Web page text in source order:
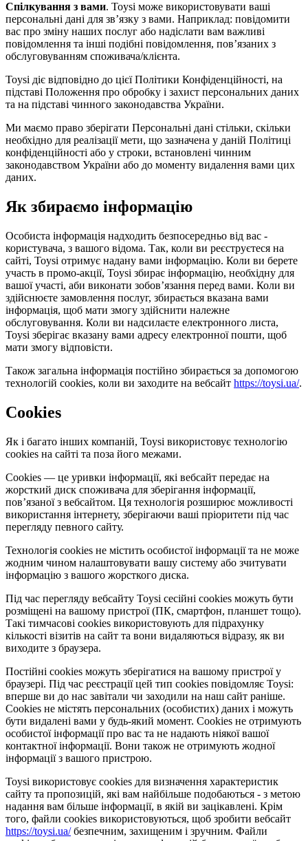
Спілкування з вами. Toysi може використовувати ваші
персональні дані для зв’язку з вами. Наприклад: повідомити
вас про зміну наших послуг або надіслати вам важливі
повідомлення та інші подібні повідомлення, пов’язаних з
обслуговуванням споживача/клієнта.
Toysi діє відповідно до цієї Політики Конфіденційності, на
підставі Положення про обробку і захист персональних даних
та на підставі чинного законодавства України.
Ми маємо право зберігати Персональні дані стільки, скільки
необхідно для реалізації мети, що зазначена у даній Політиці
конфіденційності або у строки, встановлені чинним
законодавством України або до моменту видалення вами цих
даних.
Як збираємо інформацію
Особиста інформація надходить безпосередньо від вас -
користувача, з вашого відома. Так, коли ви реєструєтеся на
сайті, Toysi отримує надану вами інформацію. Коли ви берете
участь в промо-акції, Toysi збирає інформацію, необхідну для
вашої участі, аби виконати зобов’язання перед вами. Коли ви
здійснюєте замовлення послуг, збирається вказана вами
інформація, щоб мати змогу здійснити належне
обслуговування. Коли ви надсилаєте електронного листа,
Toysi зберігає вказану вами адресу електронної пошти, щоб
мати змогу відповісти.
Також загальна інформація постійно збирається за допомогою
технологій cookies, коли ви заходите на вебсайт https://toysi.ua/.
Cookies
Як і багато інших компаній, Toysi використовує технологію
cookies на сайті та поза його межами.
Cookies — це уривки інформації, які вебсайт передає на
жорсткий диск споживача для зберігання інформації,
пов’язаної з вебсайтом. Ця технологія розширює можливості
використання інтернету, зберігаючи ваші пріоритети під час
перегляду певного сайту.
Технологія cookies не містить особистої інформації та не може
жодним чином налаштовувати вашу систему або зчитувати
інформацію з вашого жорсткого диска.
Під час перегляду вебсайту Toysi сесійні cookies можуть бути
розміщені на вашому пристрої (ПК, смартфон, планшет тощо).
Такі тимчасові cookies використовують для підрахунку
кількості візитів на сайт та вони видаляються відразу, як ви
виходите з браузера.
Постійні cookies можуть зберігатися на вашому пристрої у
браузері. Під час реєстрації цей тип cookies повідомляє Toysi:
вперше ви до нас завітали чи заходили на наш сайт раніше.
Cookies не містять персональних (особистих) даних і можуть
бути видалені вами у будь-який момент. Сookies не отримують
особистої інформації про вас та не надають ніякої вашої
контактної інформації. Вони також не отримують жодної
інформації з вашого пристрою.
Toysi використовує cookies для визначення характеристик
сайту та пропозицій, які вам найбільше подобаються - з метою
надання вам більше інформації, в якій ви зацікавлені. Крім
того, файли cookies використовуються, щоб зробити вебсайт
https://toysi.ua/безпечним, захищеним і зручним. Файли